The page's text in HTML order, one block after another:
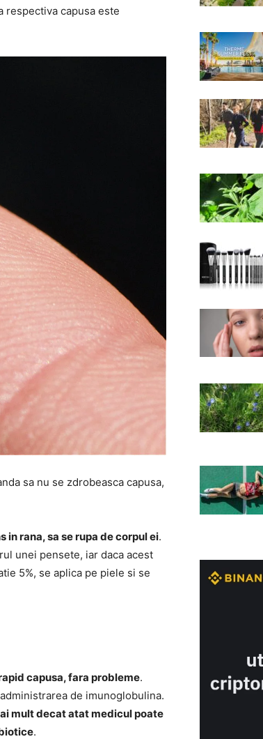
respectiva capusa este
sa nu se zdrobeasca capusa,
in rana, sa se rupa de corpul ei.
unei pensete, iar daca acest
5%, se aplica pe piele si se
capusa, fara probleme.
de imunoglobulina.
mult decat atat medicul poate
.